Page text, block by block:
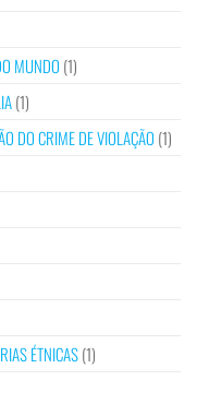
MUNDO (1)
(1)
DO CRIME DE VIOLAÇÃO (1)
ÉTNICAS(1)